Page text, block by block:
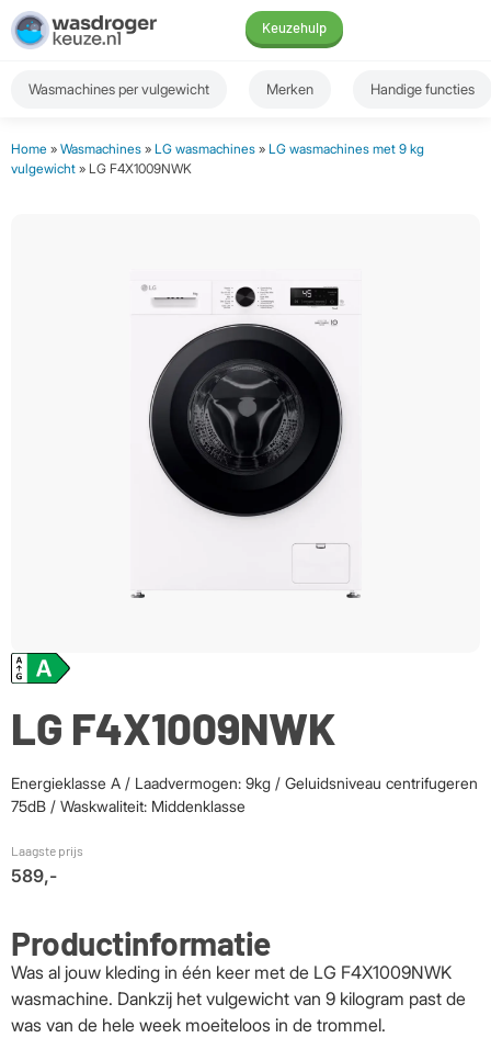
Keuzehulp
Wasmachines per vulgewicht Merken Handige functies
Home » Wasmachines » LG wasmachines » LG wasmachines met 9 kg
vulgewicht » LG F4X1009NWK
LG F4X1009NWK
Energieklasse A / Laadvermogen: 9kg / Geluidsniveau centrifugeren
75dB / Waskwaliteit: Middenklasse
Laagste prijs
589,-
Productinformatie
Was al jouw kleding in één keer met de LG F4X1009NWK
wasmachine. Dankzij het vulgewicht van 9 kilogram past de
was van de hele week moeiteloos in de trommel.